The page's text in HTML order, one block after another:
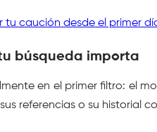
tu caución desde el
búsqueda importa
en el primer filtro: el
referencias o su historial